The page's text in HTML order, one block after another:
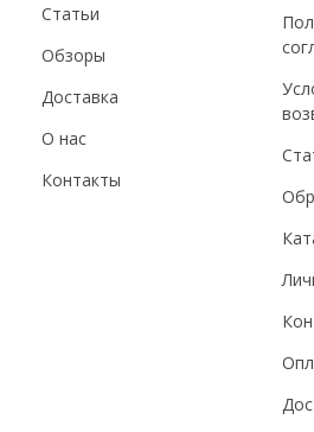
Статьи
Обзоры
Доставка
О нас
Контакты